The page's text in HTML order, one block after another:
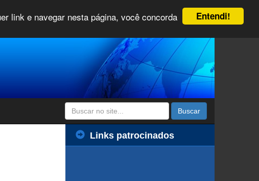
Entendi!
link e navegar nesta página, você concorda
Buscar
Links patrocinados